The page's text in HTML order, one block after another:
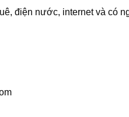
điện nước, internet và có